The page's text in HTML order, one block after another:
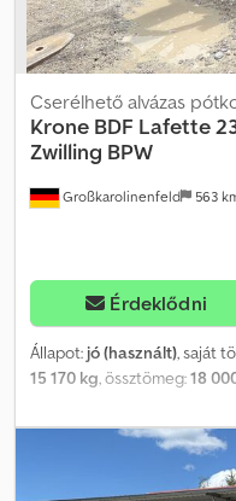
Großkarolinenfeld 563
Cserélhető alvázas
Krone BDF Lafette
Zwilling BPW
Érdeklődni
Állapot: jó (használt), saját
15 170 kg, össztömeg:18
02/2027, felfüggesztés:
ABS, NÉMET
félpótkocsi Kettős gumik